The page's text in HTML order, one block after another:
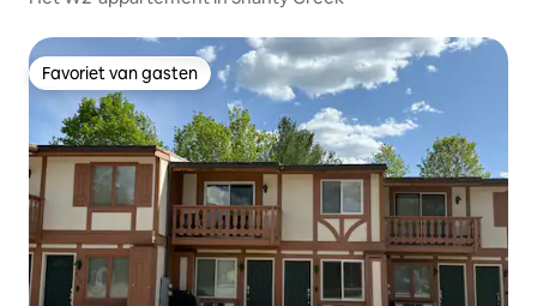
Favoriet van gasten
Favoriet van gasten